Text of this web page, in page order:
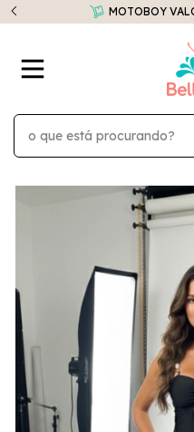
Peças da